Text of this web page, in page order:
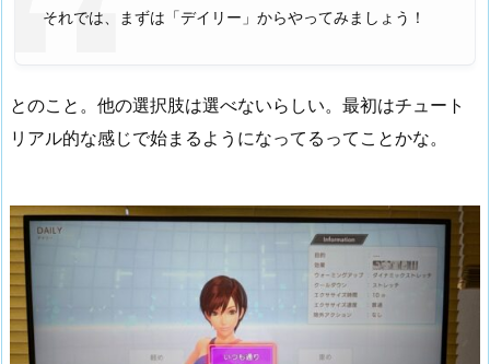
それでは、まずは「デイリー」からやってみましょう！
とのこと。他の選択肢は選べないらしい。最初はチュート
リアル的な感じで始まるようになってるってことかな。